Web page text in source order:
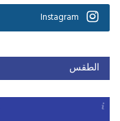
Instagram
الطقس